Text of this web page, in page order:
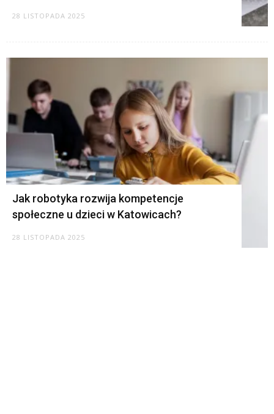
28 LISTOPADA 2025
Jak robotyka rozwija kompetencje
społeczne u dzieci w Katowicach?
28 LISTOPADA 2025